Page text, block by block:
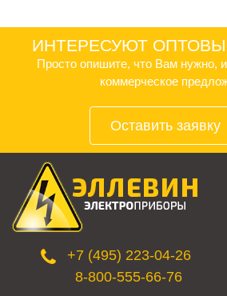
ИНТЕРЕСУЮТ
Просто опишите, что Вам
коммерческое
Оставить заявку
+7 (495) 223-04-26
8-800-555-66-76